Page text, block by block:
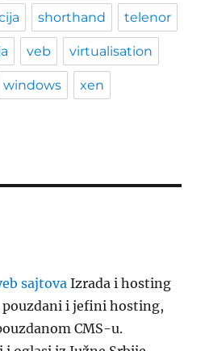
shorthand telenor
veb virtualisation
windows xen
sajtova Izrada i hosting
pouzdani i jefini hosting,
CMS-u.